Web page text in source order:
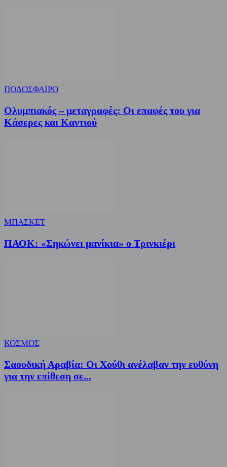
ΠΟΔΟΣΦΑΙΡΟ
Ολυμπιακός – μεταγραφές: Οι επαφές του για
Κάσερες και Καντιού
ΜΠΑΣΚΕΤ
ΠΑΟΚ: «Σηκώνει μανίκια» ο Τρινκιέρι
ΚΟΣΜΟΣ
Σαουδική Αραβία: Οι Χούθι ανέλαβαν την ευθύνη
για την επίθεση σε...